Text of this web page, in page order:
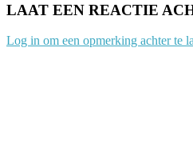
LAAT EEN REACTIE
Log in om een opmerking achter te